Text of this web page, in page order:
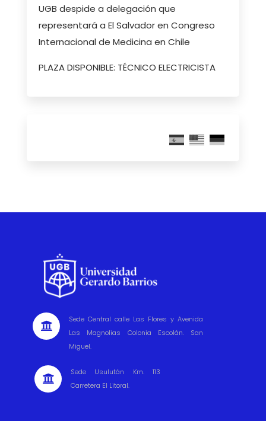
UGB despide a delegación que
representará a El Salvador en Congreso
Internacional de Medicina en Chile
PLAZA DISPONIBLE: TÉCNICO ELECTRICISTA

Sede Central calle Las Flores y Avenida
Las Magnolias Colonia Escolán. San
Miguel.

Sede Usulután Km. 113
Carretera El Litoral.